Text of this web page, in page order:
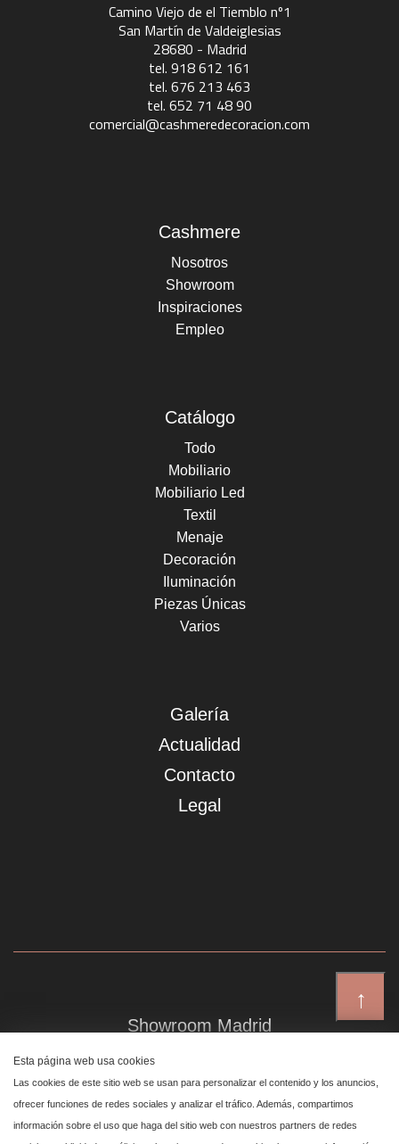
↑
Camino Viejo de el Tiemblo nº1
San Martín de Valdeiglesias
28680 - Madrid
tel. 918 612 161
tel. 676 213 463
tel. 652 71 48 90
comercial@cashmeredecoracion.com
Cashmere
Nosotros
Showroom
Inspiraciones
Empleo
Catálogo
Todo
Mobiliario
Mobiliario Led
Textil
Menaje
Decoración
Iluminación
Piezas Únicas
Varios
Galería
Actualidad
Contacto
Legal
Showroom Madrid
Plaza de Canalejas 6, 4 izq
Centro, 28014 Madrid
Esta página web usa cookies
Las cookies de este sitio web se usan para personalizar el contenido y los anuncios,
ofrecer funciones de redes sociales y analizar el tráfico. Además, compartimos
información sobre el uso que haga del sitio web con nuestros partners de redes